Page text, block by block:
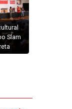
Slam